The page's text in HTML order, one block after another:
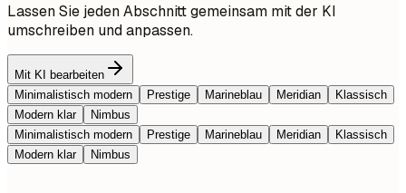
Lassen Sie jeden Abschnitt gemeinsam mit der KI
umschreiben und anpassen.
Mit KI bearbeiten
Minimalistisch modern
Prestige Marineblau Meridian
Klassisch
Modern klar
Nimbus
Minimalistisch modern
Prestige Marineblau Meridian
Klassisch
Modern klar
Nimbus